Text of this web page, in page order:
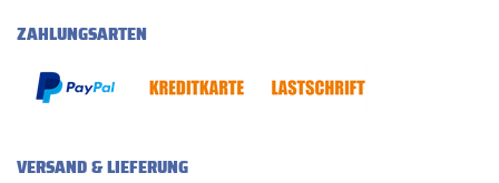
ZAHLUNGSARTEN
VERSAND & LIEFERUNG